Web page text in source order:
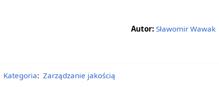
Autor: Sławomir Wawak
Kategoria: Zarządzanie jakością